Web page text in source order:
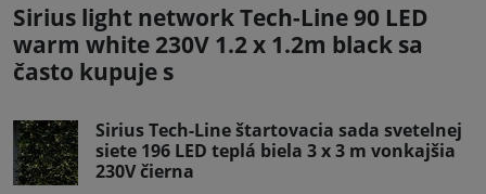
Sirius light network Tech-Line 90 LED
warm white 230V 1.2 x 1.2m black sa
často kupuje s
Sirius Tech-Line štartovacia sada svetelnej
siete 196 LED teplá biela 3 x 3 m vonkajšia
230V čierna